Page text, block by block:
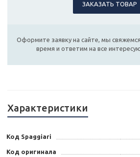
ЗАКАЗАТЬ ТОВАР
Оформите заявку на сайте, мы
время и ответим на все
Характеристики
Код Spaggiari
Код оригинала